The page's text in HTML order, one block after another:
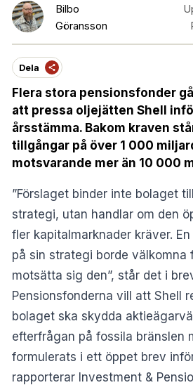
Bilbo
Göransson
Dela
Flera stora pensionsfonder
att pressa oljejätten Shell
årsstämma. Bakom kraven
tillgångar på över 1 000
motsvarande mer än 10 000
”Förslaget binder inte bolaget
strategi, utan handlar om den
fler kapitalmarknader kräver.
på sin strategi borde välkomna
motsätta sig den”, står det i
Pensionsfonderna vill att Shell
bolaget ska skydda
efterfrågan på fossila bränslen
formulerats i ett öppet brev
rapporterar Investment &